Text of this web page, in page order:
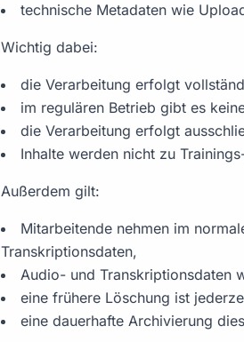
technische Metadaten wie
Wichtig dabei:
die Verarbeitung erfolgt
im regulären Betrieb gibt es
die Verarbeitung erfolgt
Inhalte werden nicht zu
Außerdem gilt:
Mitarbeitende nehmen im
Transkriptionsdaten,
Audio- und Transkriptionsdaten
eine frühere Löschung ist
eine dauerhafte Archivierung